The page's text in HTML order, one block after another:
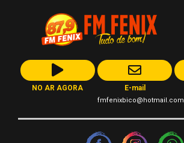
NO AR AGORA E-mail
fmfenixbico@hotmail.com